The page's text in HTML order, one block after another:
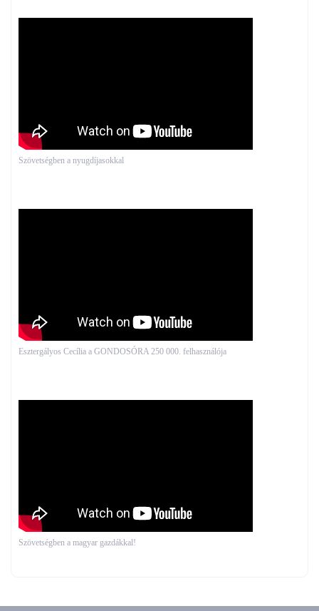
Szövetségben a nyugdíjasokkal
Esztergályos Cecília a GONDOSÓRA 250 000. felhasználója
Szövetségben a magyar gazdákkal!